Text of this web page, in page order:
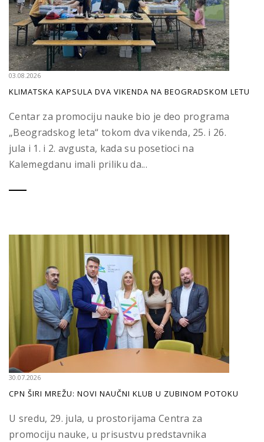
03.08.2026
KLIMATSKA KAPSULA DVA VIKENDA NA BEOGRADSKOM LETU
Centar za promociju nauke bio je deo programa
„Beogradskog leta“ tokom dva vikenda, 25. i 26.
jula i 1. i 2. avgusta, kada su posetioci na
Kalemegdanu imali priliku da...
30.07.2026
CPN ŠIRI MREŽU: NOVI NAUČNI KLUB U ZUBINOM POTOKU
U sredu, 29. jula, u prostorijama Centra za
promociju nauke, u prisustvu predstavnika